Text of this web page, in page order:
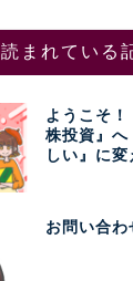
読まれている
ようこそ
株投資』へ
しい』に
お問い合わ